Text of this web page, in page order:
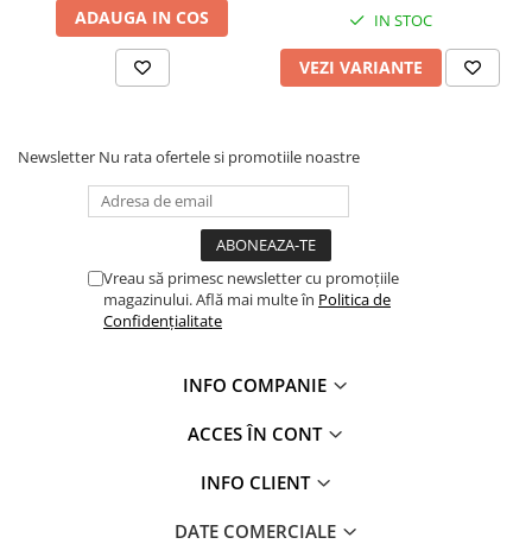
Profile Betoane
Reparare Beton, Subturnări și
Profile Decorative
Ancadramente Uși și Ferestre
Solbancuri / Pervaze
Termosistem Decorativ
ADAUGA IN COS IN STOC
VEZI VARIANTE
Newsletter Nu rata ofertele si promotiile noastre
Vreau să primesc newsletter cu promoțiile
magazinului. Află mai multe în Politica de
Confidențialitate
INFO COMPANIE
ACCES ÎN CONT
INFO CLIENT
DATE COMERCIALE